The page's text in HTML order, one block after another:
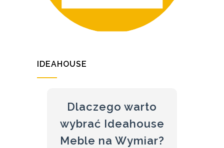
IDEAHOUSE
Dlaczego warto
wybrać Ideahouse
Meble na Wymiar?